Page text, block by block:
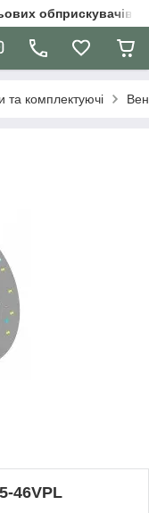
обприскувачів
та комплектуючі
46VPL